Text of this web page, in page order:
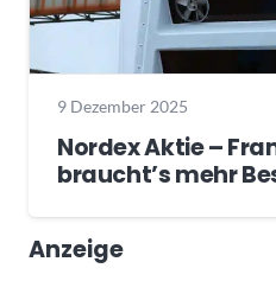
9 Dezember 2025
Nordex Aktie –
braucht’s mehr
Anzeige